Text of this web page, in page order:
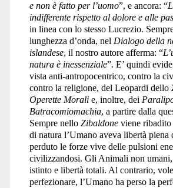
e non è fatto per l’uomo”, e ancora: “
indifferente rispetto al dolore e alle
in linea con lo stesso Lucrezio.
lunghezza d’onda, nel Dialogo della
islandese, il nostro autore afferma: “
natura è inessenziale”. E’ quindi
vista anti-antropocentrico, contro la
contro la religione, del Leopardi dello
Operette Moralie, inoltre, dei
Batracomiomachia, a partire dalla
Sempre nello Zibaldoneviene ribadito
di natura l’Umano aveva libertà piena
perduto le forze vive delle pulsioni
civilizzandosi. Gli Animali non
istinto e libertà totali. Al contrario,
perfezionare, l’Umano ha perso la